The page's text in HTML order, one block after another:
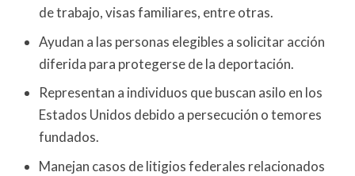
de trabajo, visas familiares, entre otras.
Ayudan a las personas elegibles a solicitar acción
diferida para protegerse de la deportación.
Representan a individuos que buscan asilo en los
Estados Unidos debido a persecución o temores
fundados.
Manejan casos de litigios federales relacionados